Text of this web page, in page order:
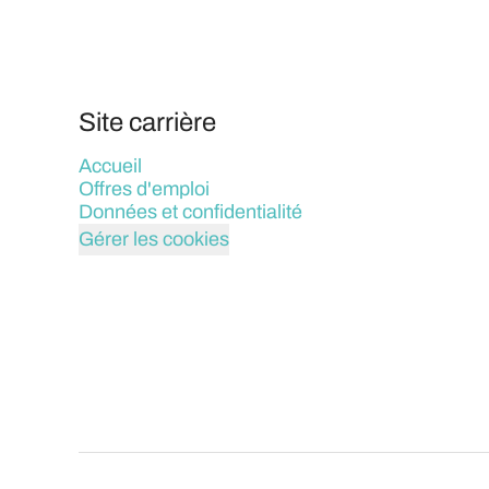
Site carrière
Accueil
Offres d'emploi
Données et confidentialité
Gérer les cookies